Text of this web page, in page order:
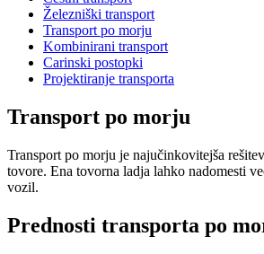
Železniški transport
Transport po morju
Kombinirani transport
Carinski postopki
Projektiranje transporta
Transport po morju
Transport po morju je najučinkovitejša
tovore. Ena tovorna ladja lahko nadomesti
vozil.
Prednosti transporta po